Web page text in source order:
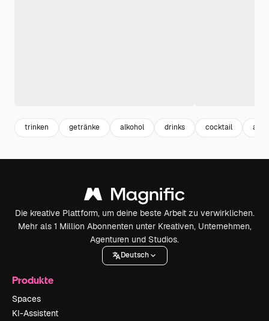
trinken getränke alkohol drinks cocktail
Die kreative Plattform, um deine beste Arbeit zu verwirklichen.
Mehr als 1 Million Abonnenten unter Kreativen, Unternehmen,
Agenturen und Studios.
Deutsch
Produkte
Spaces
KI-Assistent